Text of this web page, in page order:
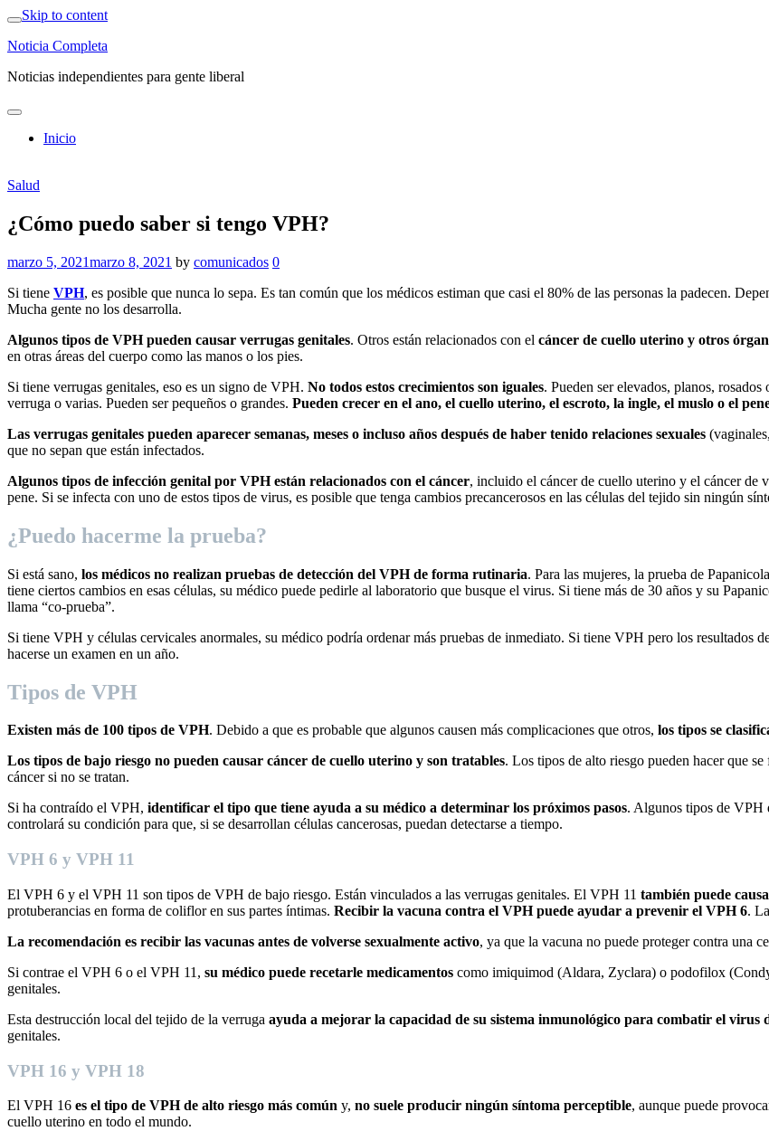
Skip to content
Noticia Completa
Noticias independientes para gente liberal
Inicio
Salud
¿Cómo puedo saber si tengo VPH?
marzo 5, 2021marzo 8, 2021 by comunicados 0
Si tiene VPH, es posible que nunca lo sepa. Es tan común que los médicos estiman que casi el 80% de las personas la padecen.
Mucha gente no los desarrolla.
Algunos tipos de VPH pueden causar verrugas genitales. Otros están relacionados con el cáncer de cuello uterino y otros
en otras áreas del cuerpo como las manos o los pies.
Si tiene verrugas genitales, eso es un signo de VPH. No todos estos crecimientos son iguales. Pueden ser elevados, planos,
verruga o varias. Pueden ser pequeños o grandes. Pueden crecer en el ano, el cuello uterino, el escroto, la ingle, el muslo o el
Las verrugas genitales pueden aparecer semanas, meses o incluso años después de haber tenido relaciones sexuales
que no sepan que están infectados.
Algunos tipos de infección genital por VPH están relacionados con el cáncer, incluido el cáncer de cuello uterino y el cáncer de
pene. Si se infecta con uno de estos tipos de virus, es posible que tenga cambios precancerosos en las células del tejido sin ningún
¿Puedo hacerme la prueba?
Si está sano, los médicos no realizan pruebas de detección del VPH de forma rutinaria. Para las mujeres, la prueba de
tiene ciertos cambios en esas células, su médico puede pedirle al laboratorio que busque el virus. Si tiene más de 30 años y su
llama “co-prueba”.
Si tiene VPH y células cervicales anormales, su médico podría ordenar más pruebas de inmediato. Si tiene VPH pero los resultados
hacerse un examen en un año.
Tipos de VPH
Existen más de 100 tipos de VPH. Debido a que es probable que algunos causen más complicaciones que otros, los tipos se
Los tipos de bajo riesgo no pueden causar cáncer de cuello uterino y son tratables. Los tipos de alto riesgo pueden hacer que
cáncer si no se tratan.
Si ha contraído el VPH, identificar el tipo que tiene ayuda a su médico a determinar los próximos pasos. Algunos tipos de VPH
controlará su condición para que, si se desarrollan células cancerosas, puedan detectarse a tiempo.
VPH 6 y VPH 11
El VPH 6 y el VPH 11 son tipos de VPH de bajo riesgo. Están vinculados a las verrugas genitales. El VPH 11 también puede
protuberancias en forma de coliflor en sus partes íntimas. Recibir la vacuna contra el VPH puede ayudar a prevenir el VPH 6.
La recomendación es recibir las vacunas antes de volverse sexualmente activo, ya que la vacuna no puede proteger contra una
Si contrae el VPH 6 o el VPH 11, su médico puede recetarle medicamentos como imiquimod (Aldara, Zyclara) o podofilox
genitales.
Esta destrucción local del tejido de la verruga ayuda a mejorar la capacidad de su sistema inmunológico para combatir el virus
genitales.
VPH 16 y VPH 18
El VPH 16 es el tipo de VPH de alto riesgo más común y, no suele producir ningún síntoma perceptible, aunque puede
cuello uterino en todo el mundo.